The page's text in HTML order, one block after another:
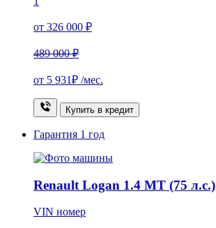
от 326 000 ₽
489 000 ₽
от 5 931₽ /мес.
Купить в кредит
Гарантия 1 год
Renault Logan 1.4 MT (75 л.с.)
VIN номер